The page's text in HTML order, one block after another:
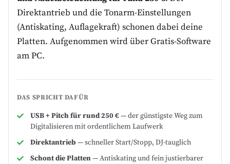
Direktantrieb und die Tonarm-Einstellungen
(Antiskating, Auflagekraft) schonen dabei deine
Platten. Aufgenommen wird über Gratis-Software
am PC.
DAS SPRICHT DAFÜR
USB + Pitch für rund 250 €— der günstigste Weg zum
Digitalisieren mit ordentlichem Laufwerk
Direktantrieb — schneller Start/Stopp, DJ-tauglich
Schont die Platten— Antiskating und fein justierbarer